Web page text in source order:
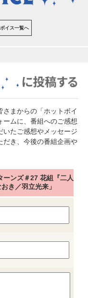
イス一覧へ
さまからの「ホットボイ
ームに、番組へのご感想
いたご感想やメッセージ
だき、今後の番組企画や
ーンズ＃27 花組『二人
き／羽立光来」